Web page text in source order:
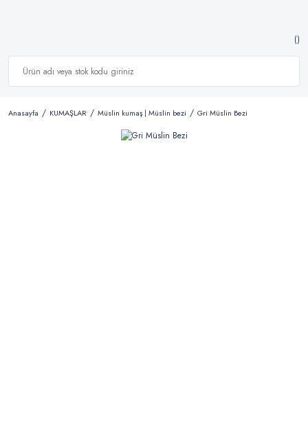
Anasayfa KUMAŞLAR Müslin kumaş | Müslin bezi Gri Müslin Bezi